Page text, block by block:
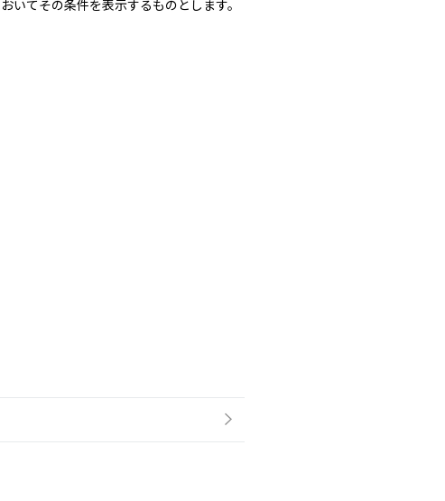
てその条件を表示するものとします。